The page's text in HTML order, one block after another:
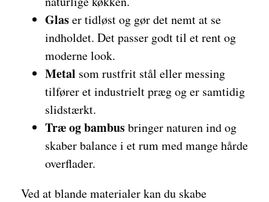
Glaser tidløst og gør det nemt at se
indholdet. Det passer godt til et rent og
moderne look.
Metal som rustfrit stål eller messing
tilfører et industrielt præg og er samtidig
slidstærkt.
Træ og bambusbringer naturen ind og
skaber balance i et rum med mange hårde
overflader.
Ved at blande materialer kan du skabe